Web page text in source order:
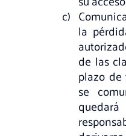
la
de las
plazo
se